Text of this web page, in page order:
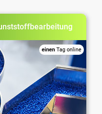
einen Tag online